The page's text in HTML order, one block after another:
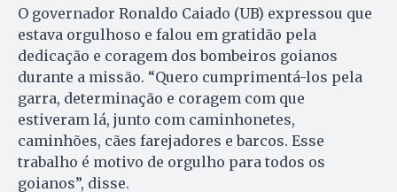
O governador Ronaldo Caiado (UB) expressou que
estava orgulhoso e falou em gratidão pela
dedicação e coragem dos bombeiros goianos
durante a missão. “Quero cumprimentá-los pela
garra, determinação e coragem com que
estiveram lá, junto com caminhonetes,
caminhões, cães farejadores e barcos. Esse
trabalho é motivo de orgulho para todos os
goianos”, disse.